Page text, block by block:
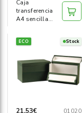
Caja
transferencia
A4 sencilla
ECO Stock
21,53€
01020